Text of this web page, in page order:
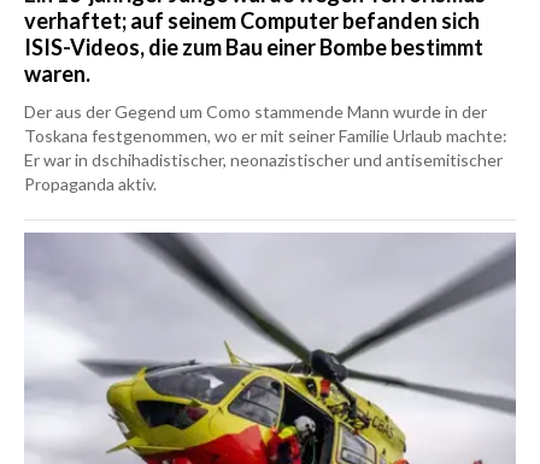
verhaftet; auf seinem Computer befanden sich
ISIS-Videos, die zum Bau einer Bombe bestimmt
waren.
Der aus der Gegend um Como stammende Mann wurde in der
Toskana festgenommen, wo er mit seiner Familie Urlaub machte:
Er war in dschihadistischer, neonazistischer und antisemitischer
Propaganda aktiv.